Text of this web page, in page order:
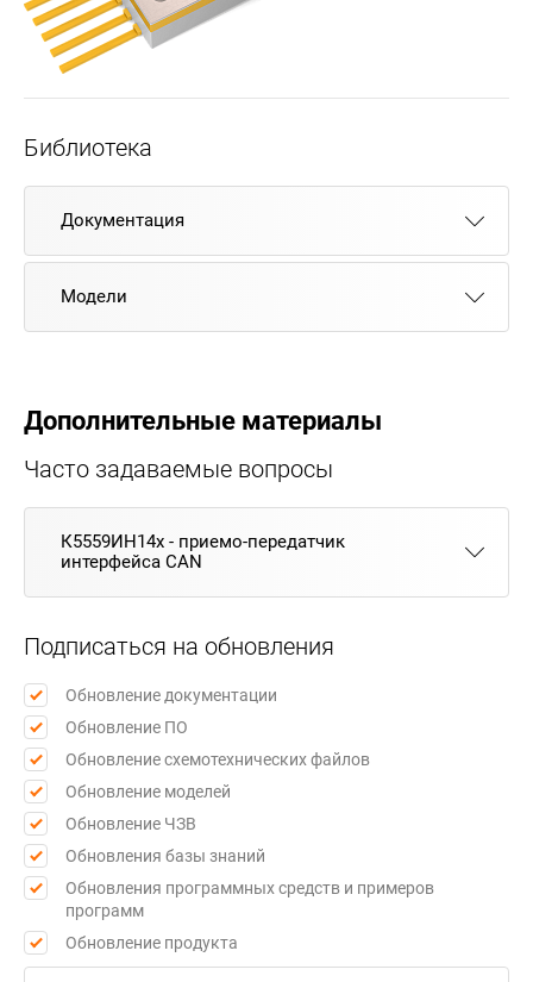
Библиотека
Документация
Модели
Дополнительные материалы
Часто задаваемые вопросы
К5559ИН14х - приемо-передатчик
интерфейса CAN
Подписаться на обновления
Обновление документации
Обновление ПО
Обновление схемотехнических файлов
Обновление моделей
Обновление ЧЗВ
Обновления базы знаний
Обновления программных средств и примеров
программ
Обновление продукта